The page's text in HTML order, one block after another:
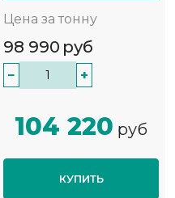
Цена за тонну
98 990 руб
− +
104 220 руб
КУПИТЬ